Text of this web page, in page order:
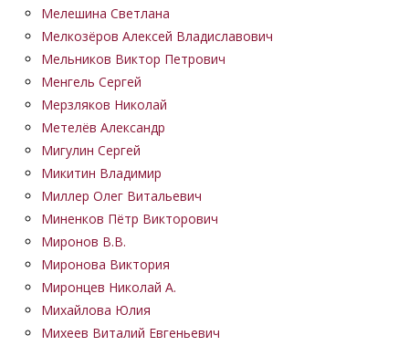
Мелешина Светлана
Мелкозёров Алексей Владиславович
Мельников Виктор Петрович
Менгель Сергей
Мерзляков Николай
Метелёв Александр
Мигулин Сергей
Микитин Владимир
Миллер Олег Витальевич
Миненков Пётр Викторович
Миронов В.В.
Миронова Виктория
Миронцев Николай А.
Михайлова Юлия
Михеев Виталий Евгеньевич